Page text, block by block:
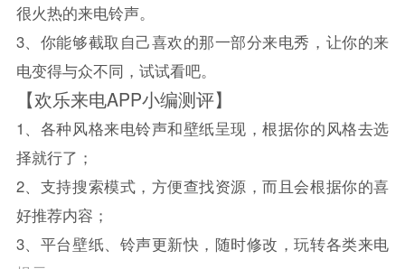
很火热的来电铃声。
3、你能够截取自己喜欢的那一部分来电秀，让你的来
电变得与众不同，试试看吧。
【欢乐来电APP小编测评】
1、各种风格来电铃声和壁纸呈现，根据你的风格去选
择就行了；
2、支持搜索模式，方便查找资源，而且会根据你的喜
好推荐内容；
3、平台壁纸、铃声更新快，随时修改，玩转各类来电